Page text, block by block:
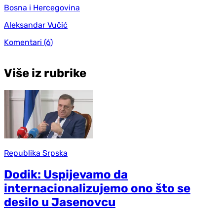
Bosna i Hercegovina
Aleksandar Vučić
Komentari (6)
Više iz rubrike
Republika Srpska
Dodik: Uspijevamo da
internacionalizujemo ono što se
desilo u Jasenovcu